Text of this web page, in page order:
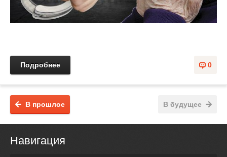
0
Подробнее
В будущее
В прошлое
Навигация